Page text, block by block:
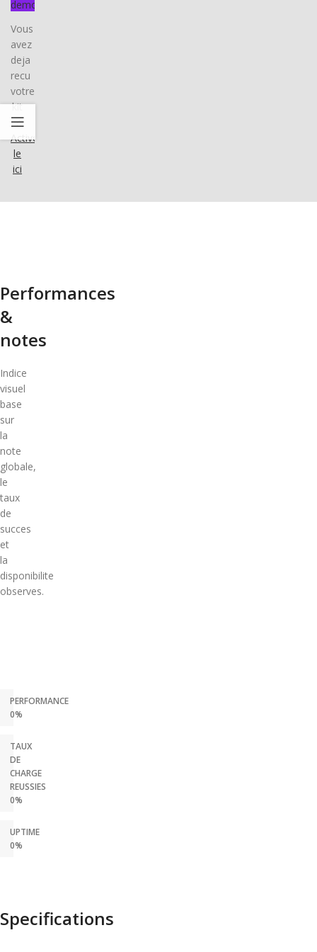
demo
Vous
avez
deja
recu
votre
kit
?
Activez-
le
ici
Performances
&
notes
Indice
visuel
base
sur
la
note
globale,
le
taux
de
succes
et
la
disponibilite
observes.
PERFORMANCE
0%
TAUX
DE
CHARGE
REUSSIES
0%
UPTIME
0%
Specifications